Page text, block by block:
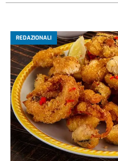
REDAZIONALI